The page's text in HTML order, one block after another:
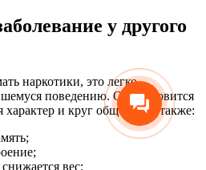
у другого
наркотики, это легко
поведению. Он становится
и круг общения, а также:
вес;